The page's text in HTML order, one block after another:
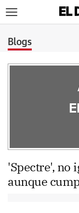
Blogs
'Spectre', no
aunque